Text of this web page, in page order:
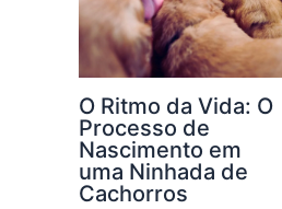
O Ritmo da Vida: O
Processo de
Nascimento em
uma Ninhada de
Cachorros